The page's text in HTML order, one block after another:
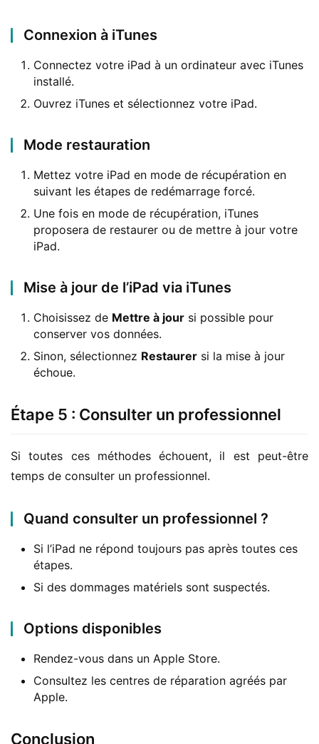
Connexion à iTunes
Connectez votre iPad à un ordinateur avec iTunes
installé.
Ouvrez iTunes et sélectionnez votre iPad.
Mode restauration
Mettez votre iPad en mode de récupération en
suivant les étapes de redémarrage forcé.
Une fois en mode de récupération, iTunes
proposera de restaurer ou de mettre à jour votre
iPad.
Mise à jour de l’iPad via iTunes
Choisissez de Mettre à jour si possible pour
conserver vos données.
Sinon, sélectionnez Restaurer si la mise à jour
échoue.
Étape 5 : Consulter un professionnel
Si toutes ces méthodes échouent, il est peut-être
temps de consulter un professionnel.
Quand consulter un professionnel ?
Si l’iPad ne répond toujours pas après toutes ces
étapes.
Si des dommages matériels sont suspectés.
Options disponibles
Rendez-vous dans un Apple Store.
Consultez les centres de réparation agréés par
Apple.
Conclusion